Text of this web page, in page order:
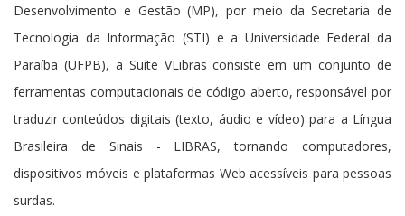
Desenvolvimento e Gestão (MP), por meio da Secretaria de
Tecnologia da Informação (STI) e a Universidade Federal da
Paraíba (UFPB), a Suíte VLibras consiste em um conjunto de
ferramentas computacionais de código aberto, responsável por
traduzir conteúdos digitais (texto, áudio e vídeo) para a Língua
Brasileira de Sinais - LIBRAS, tornando computadores,
dispositivos móveis e plataformas Web acessíveis para pessoas
surdas.